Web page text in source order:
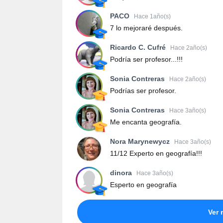
PACO Hace 1año(s)
7 lo mejoraré después.
Ricardo C. Cufré Hace 2año(s)
Podría ser profesor...!!!
Sonia Contreras Hace 2año(s)
Podrías ser profesor.
Sonia Contreras Hace 3año(s)
Me encanta geografía.
Nora Marynewycz Hace 3año(s)
11/12 Experto en geografía!!!
dinora Hace 3año(s)
Esperto en geografía
Ver